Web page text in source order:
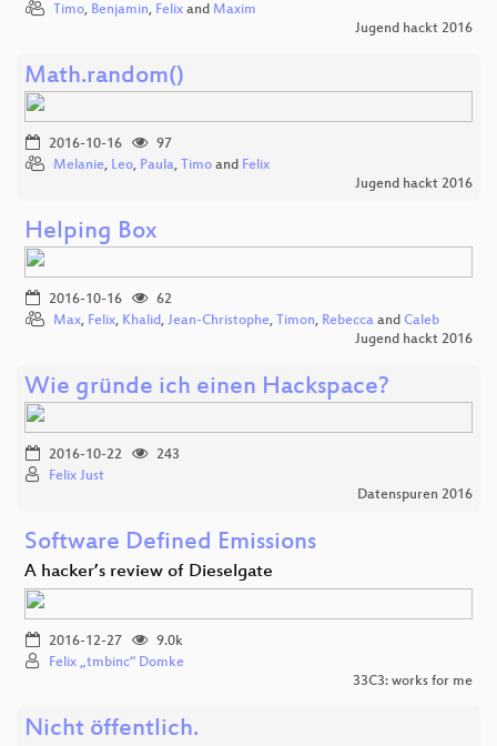
Timo, Benjamin, Felix and Maxim
Jugend hackt 2016
Math.random()
2016-10-16
97
Melanie, Leo, Paula, Timo and Felix
Jugend hackt 2016
Helping Box
2016-10-16
62
Max, Felix, Khalid, Jean-Christophe, Timon, Rebecca and Caleb
Jugend hackt 2016
Wie gründe ich einen Hackspace?
2016-10-22
243
Felix Just
Datenspuren 2016
Software Defined Emissions
A hacker’s review of Dieselgate
2016-12-27
9.0k
Felix „tmbinc“ Domke
33C3: works for me
Nicht öffentlich.